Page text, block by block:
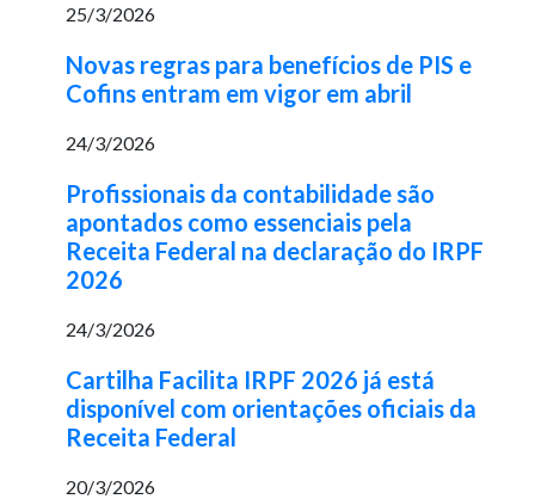
25/3/2026
Novas regras para benefícios de PIS e
Cofins entram em vigor em abril
24/3/2026
Profissionais da contabilidade são
apontados como essenciais pela
Receita Federal na declaração do IRPF
2026
24/3/2026
Cartilha Facilita IRPF 2026 já está
disponível com orientações oficiais da
Receita Federal
20/3/2026